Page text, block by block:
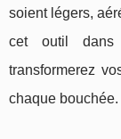
soient légers,
cet outil dans
transformerez
chaque bouchée.